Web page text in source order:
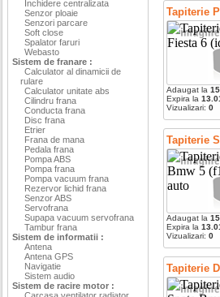
Inchidere centralizata
Senzor ploaie
Senzori parcare
Soft close
Spalator faruri
Webasto
Sistem de franare :
Calculator al dinamicii de
rulare
Calculator unitate abs
Cilindru frana
Conducta frana
Disc frana
Etrier
Frana de mana
Pedala frana
Pompa ABS
Pompa frana
Pompa vacuum frana
Rezervor lichid frana
Senzor ABS
Servofrana
Supapa vacuum servofrana
Tambur frana
Sistem de informatii :
Antena
Antena GPS
Navigatie
Sistem audio
Sistem de racire motor :
Carcasa ventilator radiator
Tapiterie
Adaugat la
Expira la
Vizualizari: 0
Tapiterie
Adaugat la
Expira la
Vizualizari: 0
Tapiterie